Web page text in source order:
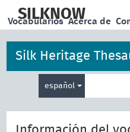
main
SILKNOW
Vocabularios Acerca de
Silk Heritage
español